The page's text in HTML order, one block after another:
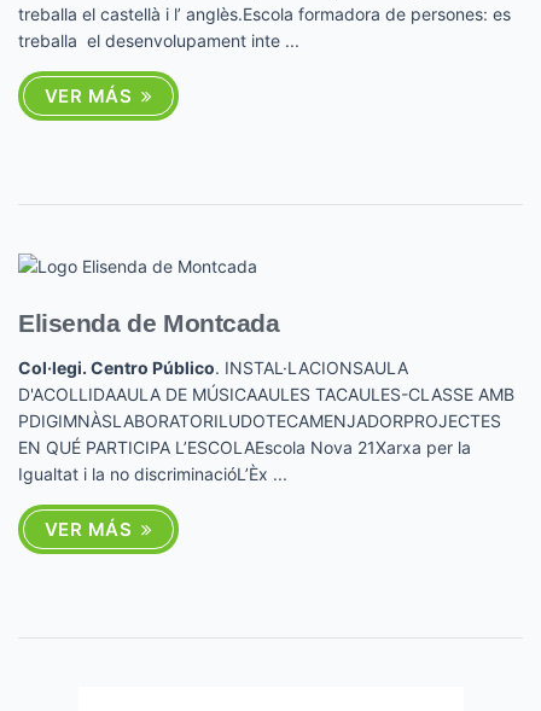
treballa el castellà i l’ anglès.Escola formadora de persones: es
treballa el desenvolupament inte ...
VER MÁS
Elisenda de Montcada
Col·legi. Centro Público. INSTAL·LACIONSAULA
D'ACOLLIDAAULA DE MÚSICAAULES TACAULES-CLASSE AMB
PDIGIMNÀSLABORATORILUDOTECAMENJADORPROJECTES
EN QUÉ PARTICIPA L’ESCOLAEscola Nova 21Xarxa per la
Igualtat i la no discriminacióL’Èx ...
VER MÁS